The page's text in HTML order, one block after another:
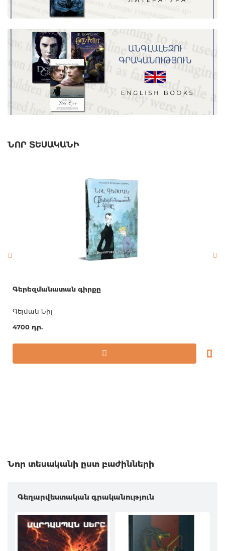
ՆՈՐ ՏԵՍԱԿԱՆԻ
Գերեզմանատան գիրքը
Գեյման Նիլ
4700 դր.
Նոր տեսականի ըստ բաժինների
Գեղարվեստական գրականություն